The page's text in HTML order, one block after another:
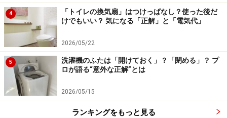
4
「トイレの換気扇」はつけっぱなし？使った後だ
けでもいい？ 気になる「正解」と「電気代」
2026/05/22
5
洗濯機のふたは「開けておく」？「閉める」？ プ
ロが語る“意外な正解”とは
2026/05/15
ランキングをもっと見る